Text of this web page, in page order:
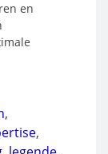
en
,
,